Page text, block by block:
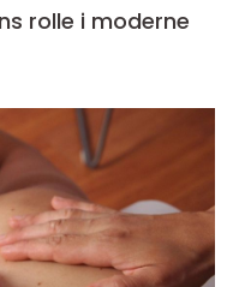
rolle i moderne